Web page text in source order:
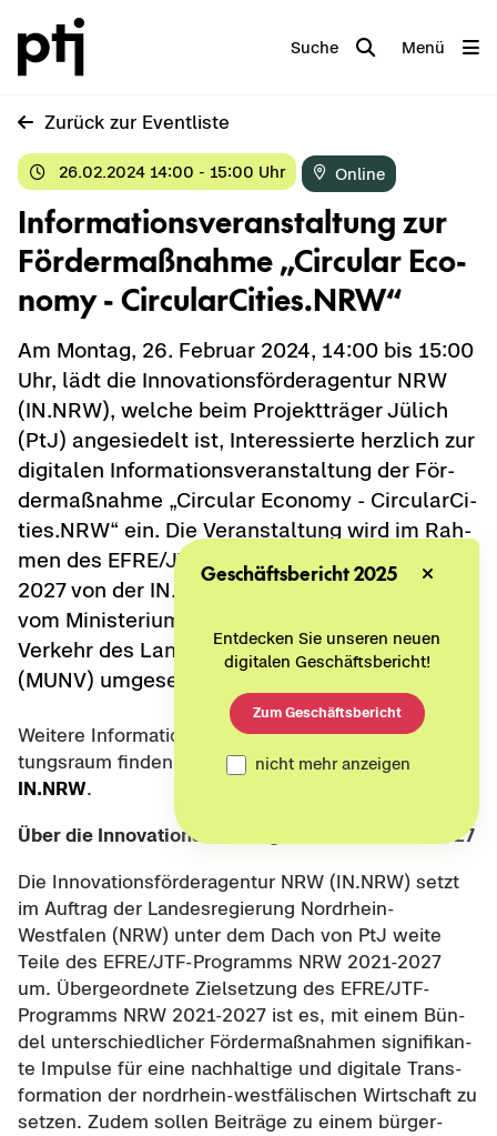
Suche Menü
Zu­rück zur Event­lis­te
26.02.2024 14:00 - 15:00 Uhr On­line
In­for­ma­ti­ons­ver­an­stal­tung zur
För­der­maß­nah­me „Cir­cu­lar Eco­
no­my - Cir­cu­l­ar­Ci­ties.NRW“
Am Mon­tag, 26. Fe­bru­ar 2024, 14:00 bis 15:00
Uhr, lädt die In­no­va­ti­ons­för­der­agen­tur NRW
(IN.NRW), wel­che beim Pro­jekt­trä­ger Jü­lich
(PtJ) an­ge­sie­delt ist, In­ter­es­sier­te herz­lich zur
di­gi­ta­len In­for­ma­ti­ons­ver­an­stal­tung der För­
der­maß­nah­me „Cir­cu­lar Eco­no­my - Cir­cu­l­ar­Ci­
ties.NRW“ ein. Die Ver­an­stal­tung wird im Rah­
men des EFRE/JTF-​Programms NRW 2021-​
2027 von der IN.NRW be­treut und fe­der­füh­rend
vom Mi­nis­te­ri­um für Um­welt, Na­tur­schutz und
Ver­kehr des Lan­des Nordrhein-​Westfalen
(MUNV) um­ge­setzt.
Wei­te­re In­for­ma­tio­nen und den Link zum Ver­an­stal­
tungs­raum fin­den Sie auf der
Web­sei­te der
IN.NRW.
Über die In­no­va­ti­ons­för­der­agen­tur NRW 2021-​2027
Die In­no­va­ti­ons­för­der­agen­tur NRW (IN.NRW) setzt
im Auf­trag der Lan­des­re­gie­rung Nordrhein-​
Westfalen (NRW) unter dem Dach von PtJ weite
Teile des EFRE/JTF-​Programms NRW 2021-​2027
um. Über­ge­ord­ne­te Ziel­set­zung des EFRE/JTF-​
Programms NRW 2021-​2027 ist es, mit einem Bün­
del un­ter­schied­li­cher För­der­maß­nah­men si­gni­fi­kan­
te Im­pul­se für eine nach­hal­ti­ge und di­gi­ta­le Trans­
for­ma­ti­on der nordrhein-​westfälischen Wirt­schaft zu
set­zen. Zudem sol­len Bei­trä­ge zu einem bür­ger­
Geschäftsbericht 2025
Entdecken Sie unseren neuen
digitalen Geschäftsbericht!
Zum Geschäftsbericht
nicht mehr anzeigen